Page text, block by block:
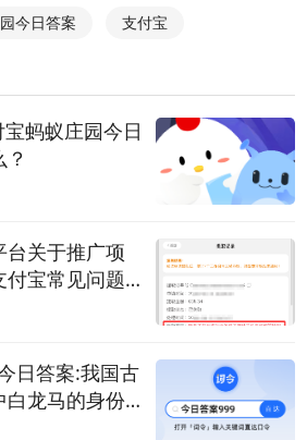
今日答案 支付宝
蚂蚁庄园今日
关于推广项
付宝常见问题
日答案:我国古
白龙马的身份